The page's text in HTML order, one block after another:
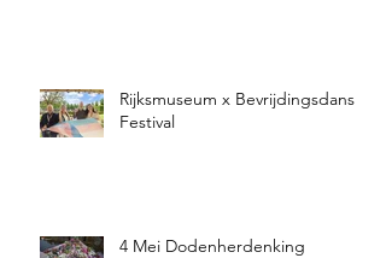
Rijksmuseum x Bevrijdingsdans
Festival
4 Mei Dodenherdenking